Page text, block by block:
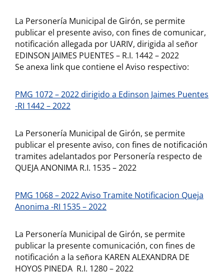
La Personería Municipal de Girón, se permite
publicar el presente aviso, con fines de comunicar,
notificación allegada por UARIV, dirigida al señor
EDINSON JAIMES PUENTES – R.I. 1442 – 2022
Se anexa link que contiene el Aviso respectivo:
PMG 1072 – 2022 dirigido a Edinson Jaimes Puentes
-RI 1442 – 2022
La Personería Municipal de Girón, se permite
publicar el presente aviso, con fines de notificación
tramites adelantados por Personería respecto de
QUEJA ANONIMA R.I. 1535 – 2022
PMG 1068 – 2022 Aviso Tramite Notificacion Queja
Anonima -RI 1535 – 2022
La Personería Municipal de Girón, se permite
publicar la presente comunicación, con fines de
notificación a la señora KAREN ALEXANDRA DE
HOYOS PINEDA R.I. 1280 – 2022